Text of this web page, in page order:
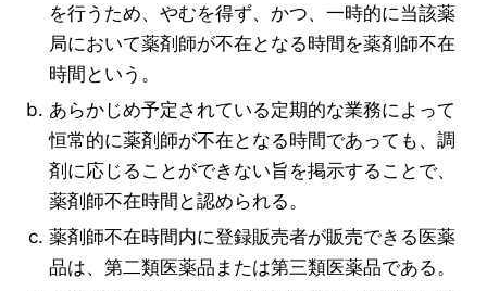
を行うため、やむを得ず、かつ、一時的に当該薬
局において薬剤師が不在となる時間を薬剤師不在
時間という。
あらかじめ予定されている定期的な業務によって
恒常的に薬剤師が不在となる時間であっても、調
剤に応じることができない旨を掲示することで、
薬剤師不在時間と認められる。
薬剤師不在時間内に登録販売者が販売できる医薬
品は、第二類医薬品または第三類医薬品である。